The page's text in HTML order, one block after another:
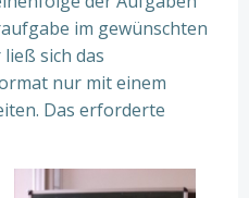
im gewünschten
sich das
nur mit einem
Das erforderte